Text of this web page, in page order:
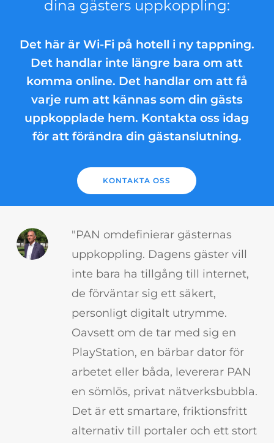
dina gästers uppkoppling:
Det här är Wi-Fi på hotell i ny tappning.
Det handlar inte längre bara om att
komma online. Det handlar om att få
varje rum att kännas som din gästs
uppkopplade hem. Kontakta oss idag
för att förändra din gästanslutning.
KONTAKTA OSS
"PAN omdefinierar gästernas
uppkoppling. Dagens gäster vill
inte bara ha tillgång till internet,
de förväntar sig ett säkert,
personligt digitalt utrymme.
Oavsett om de tar med sig en
PlayStation, en bärbar dator för
arbetet eller båda, levererar PAN
en sömlös, privat nätverksbubbla.
Det är ett smartare, friktionsfritt
alternativ till portaler och ett stort